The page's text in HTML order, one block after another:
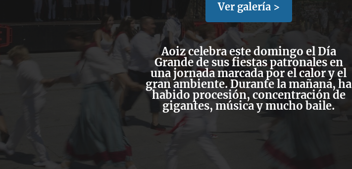
Ver galería >
Aoiz celebra este domingo el Día
Grande de sus fiestas patronales en
una jornada marcada por el calor y el
gran ambiente. Durante la mañana, ha
habido procesión, concentración de
gigantes, música y mucho baile.